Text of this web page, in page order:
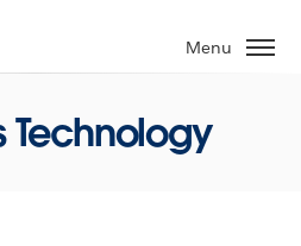
Menu
Technology